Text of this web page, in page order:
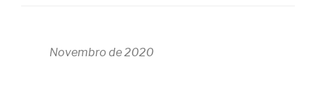
Novembro de 2020